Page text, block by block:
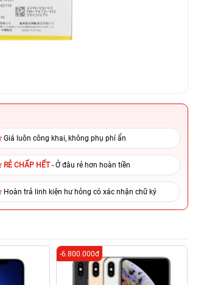
Giá luôn công khai, không phụ phí ẩn
RẺ CHẤP HẾT- Ở đâu rẻ hơn hoàn tiền
Hoàn trả linh kiện hư hỏng có xác nhận chữ ký
-6.800.000đ